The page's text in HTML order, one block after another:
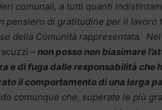
comunali, a tutti quanti
pensiero di gratitudine per il lavoro
della Comunità rappresentata.
–non posso non biasimare
e di fuga dalle responsabilità che
il comportamento di una larga
comunque che, superate le più